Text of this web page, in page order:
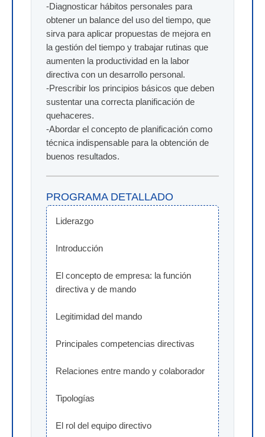
-Diagnosticar hábitos personales para
obtener un balance del uso del tiempo, que
sirva para aplicar propuestas de mejora en
la gestión del tiempo y trabajar rutinas que
aumenten la productividad en la labor
directiva con un desarrollo personal.
-Prescribir los principios básicos que deben
sustentar una correcta planificación de
quehaceres.
-Abordar el concepto de planificación como
técnica indispensable para la obtención de
buenos resultados.
PROGRAMA DETALLADO
Liderazgo
Introducción
El concepto de empresa: la función
directiva y de mando
Legitimidad del mando
Principales competencias directivas
Relaciones entre mando y colaborador
Tipologías
El rol del equipo directivo